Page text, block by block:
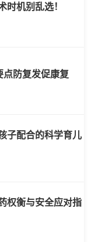
时机别乱选！
防复发促康复
子配合的科学育儿
权衡与安全应对指